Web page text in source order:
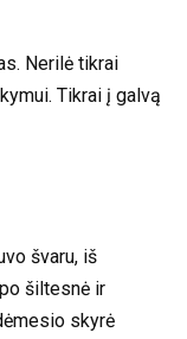
Nerilė tikrai
Tikrai į galvą
švaru, iš
šiltesnė ir
skyrė